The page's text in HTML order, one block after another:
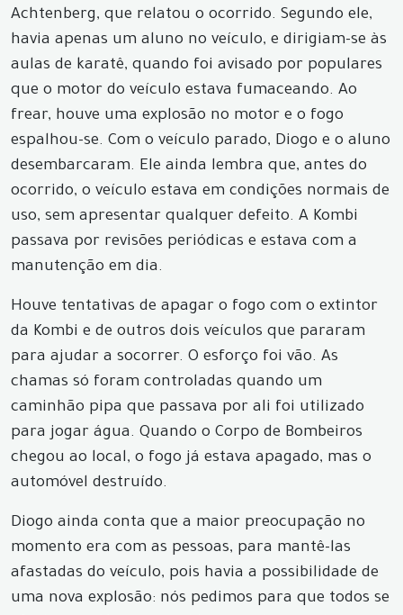
Achtenberg, que relatou o ocorrido. Segundo ele,
havia apenas um aluno no veículo, e dirigiam-se às
aulas de karatê, quando foi avisado por populares
que o motor do veículo estava fumaceando. Ao
frear, houve uma explosão no motor e o fogo
espalhou-se. Com o veículo parado, Diogo e o aluno
desembarcaram. Ele ainda lembra que, antes do
ocorrido, o veículo estava em condições normais de
uso, sem apresentar qualquer defeito. A Kombi
passava por revisões periódicas e estava com a
manutenção em dia.
Houve tentativas de apagar o fogo com o extintor
da Kombi e de outros dois veículos que pararam
para ajudar a socorrer. O esforço foi vão. As
chamas só foram controladas quando um
caminhão pipa que passava por ali foi utilizado
para jogar água. Quando o Corpo de Bombeiros
chegou ao local, o fogo já estava apagado, mas o
automóvel destruído.
Diogo ainda conta que a maior preocupação no
momento era com as pessoas, para mantê-las
afastadas do veículo, pois havia a possibilidade de
uma nova explosão: nós pedimos para que todos se